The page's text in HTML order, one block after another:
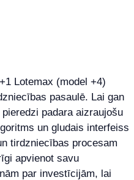
Lotemax (model +4)
pasaulē. Lai gan
padara aizraujošu
un gludais interfeiss
tirdzniecības procesam
apvienot savu
par investīcijām, lai